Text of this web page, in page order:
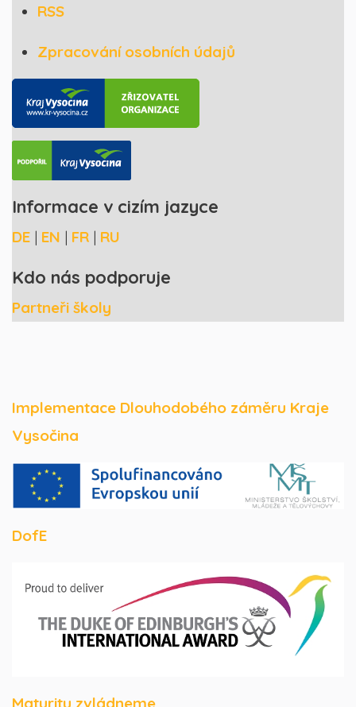
RSS
Zpracování osobních údajů
Informace v cizím jazyce
DE | EN | FR | RU
Kdo nás podporuje
Partneři školy
Implementace Dlouhodobého záměru Kraje
Vysočina
DofE
Maturitu zvládneme